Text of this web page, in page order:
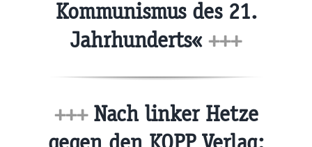
Kommunismus des 21.
Jahrhunderts« +++
+++Nach linker Hetze